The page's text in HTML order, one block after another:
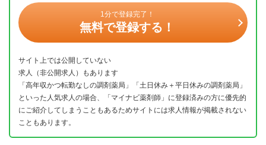
1分で登録完了！
無料で登録する！
サイト上では公開していない
求人（非公開求人）もあります
「高年収かつ転勤なしの調剤薬局」「土日休み＋平日休みの調剤薬局」
といった人気求人の場合、「マイナビ薬剤師」に登録済みの方に優先的
にご紹介してしまうこともあるためサイトには求人情報が掲載されない
こともあります。